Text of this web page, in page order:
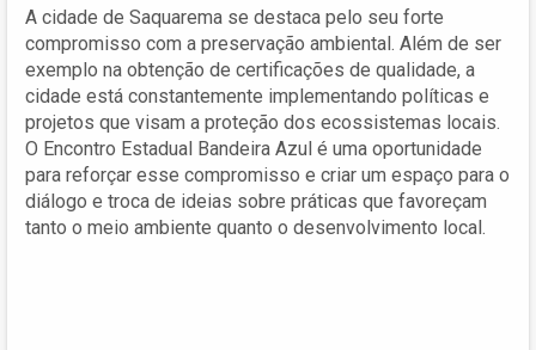
A cidade de Saquarema se destaca pelo seu forte
compromisso com a preservação ambiental. Além de ser
exemplo na obtenção de certificações de qualidade, a
cidade está constantemente implementando políticas e
projetos que visam a proteção dos ecossistemas locais.
O Encontro Estadual Bandeira Azul é uma oportunidade
para reforçar esse compromisso e criar um espaço para o
diálogo e troca de ideias sobre práticas que favoreçam
tanto o meio ambiente quanto o desenvolvimento local.